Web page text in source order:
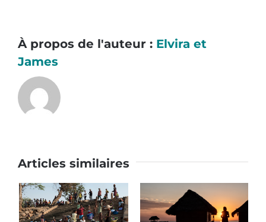
À propos de l'auteur : Elvira et
James
Articles similaires